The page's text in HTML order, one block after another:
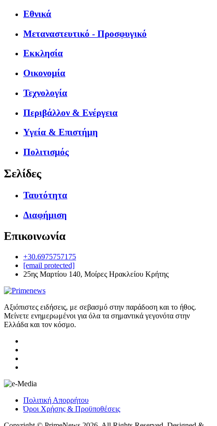
Εθνικά
Μεταναστευτικό - Προσφυγικό
Εκκλησία
Οικονομία
Τεχνολογία
Περιβάλλον & Ενέργεια
Υγεία & Επιστήμη
Πολιτισμός
Σελίδες
Ταυτότητα
Διαφήμιση
Επικοινωνία
+30.6975757175
[email protected]
25ης Μαρτίου 140, Μοίρες Ηρακλείου Κρήτης
Αξιόπιστες ειδήσεις, με σεβασμό στην παράδοση και το ήθος.
Μείνετε ενημερωμένοι για όλα τα σημαντικά γεγονότα στην
Ελλάδα και τον κόσμο.
Πολιτική Απορρήτου
Όροι Χρήσης & Προϋποθέσεις